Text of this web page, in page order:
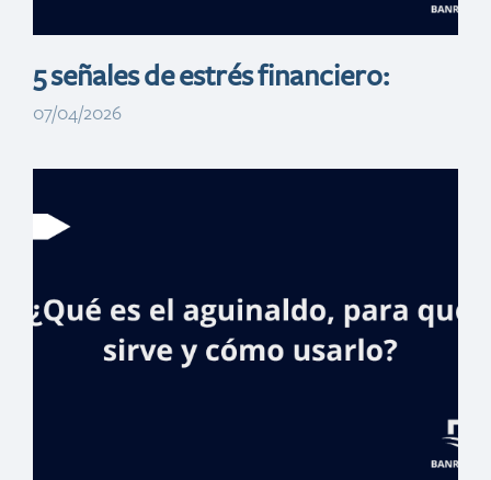
5 señales de estrés financiero:
07/04/2026
Fraudes con QR y